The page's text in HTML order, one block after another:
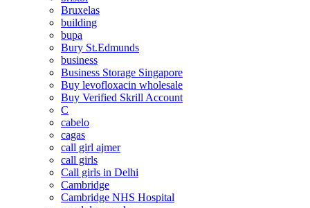
Bruxelas
building
bupa
Bury St.Edmunds
business
Business Storage Singapore
Buy levofloxacin wholesale
Buy Verified Skrill Account
C
cabelo
cagas
call girl ajmer
call girls
Call girls in Delhi
Cambridge
Cambridge NHS Hospital